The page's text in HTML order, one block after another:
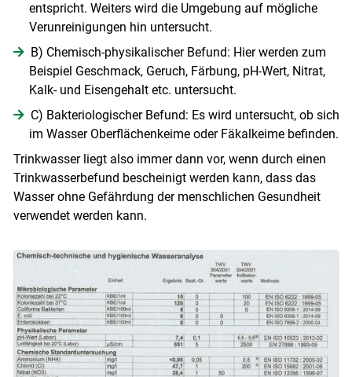
entspricht. Weiters wird die Umgebung auf mögliche
Verunreinigungen hin untersucht.
B) Chemisch-physikalischer Befund: Hier werden zum
Beispiel Geschmack, Geruch, Färbung, pH-Wert, Nitrat,
Kalk- und Eisengehalt etc. untersucht.
C) Bakteriologischer Befund: Es wird untersucht, ob sich
im Wasser Oberflächenkeime oder Fäkalkeime befinden.
Trinkwasser liegt also immer dann vor, wenn durch einen
Trinkwasserbefund bescheinigt werden kann, dass das
Wasser ohne Gefährdung der menschlichen Gesundheit
verwendet werden kann.